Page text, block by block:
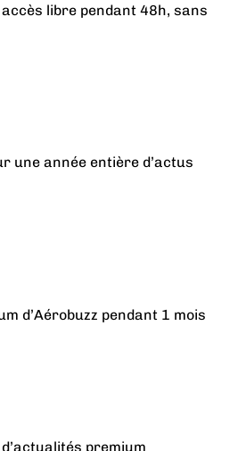
libre pendant 48h, sans
une année entière d’actus
d’Aérobuzz pendant 1 mois
premium